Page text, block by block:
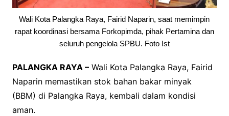
Wali Kota Palangka Raya, Fairid Naparin, saat memimpin
rapat koordinasi bersama Forkopimda, pihak Pertamina dan
seluruh pengelola SPBU. Foto Ist
PALANGKA RAYA –Wali Kota Palangka Raya, Fairid
Naparin memastikan stok bahan bakar minyak
(BBM) di Palangka Raya, kembali dalam kondisi
aman.